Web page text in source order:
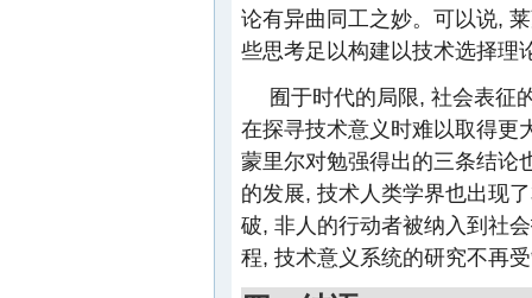
论有异曲同工之妙。可以说,
些思考足以构建以技术选择理
囿于时代的局限, 社会表征
在探寻技术意义时难以取得更
蒙里尔对勉强得出的三条结论
的发展, 技术人类学界也出现
破, 非人的行动者被纳入到社
程, 技术意义系统的研究不再